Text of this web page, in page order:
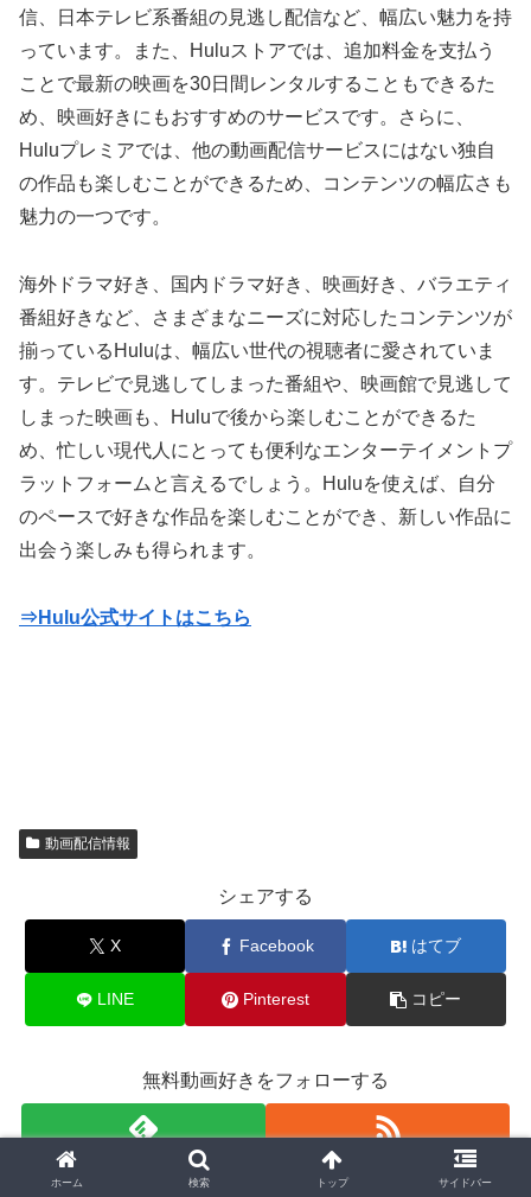
信、日本テレビ系番組の見逃し配信など、幅広い魅力を持
っています。また、Huluストアでは、追加料金を支払う
ことで最新の映画を30日間レンタルすることもできるた
め、映画好きにもおすすめのサービスです。さらに、
Huluプレミアでは、他の動画配信サービスにはない独自
の作品も楽しむことができるため、コンテンツの幅広さも
魅力の一つです。
海外ドラマ好き、国内ドラマ好き、映画好き、バラエティ
番組好きなど、さまざまなニーズに対応したコンテンツが
揃っているHuluは、幅広い世代の視聴者に愛されていま
す。テレビで見逃してしまった番組や、映画館で見逃して
しまった映画も、Huluで後から楽しむことができるた
め、忙しい現代人にとっても便利なエンターテイメントプ
ラットフォームと言えるでしょう。Huluを使えば、自分
のペースで好きな作品を楽しむことができ、新しい作品に
出会う楽しみも得られます。
⇒Hulu公式サイトはこちら
動画配信情報
シェアする
X Facebook はてブ
LINE Pinterest コピー
無料動画好きをフォローする
ホーム 検索 トップ サイドバー